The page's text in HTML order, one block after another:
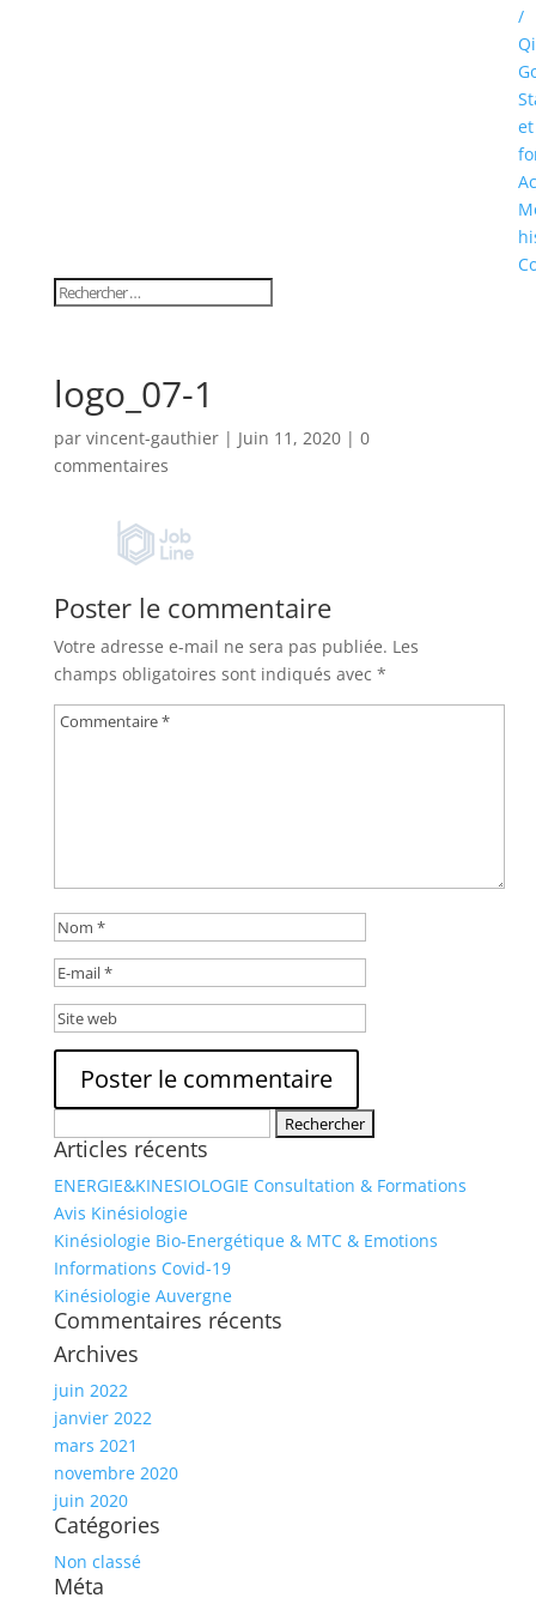
/
et
logo_07-1
par vincent-gauthier| Juin 11, 2020| 0
commentaires
Poster le commentaire
Votre adresse e-mail ne sera pas publiée. Les
champs obligatoires sont indiqués avec *
Articles récents
ENERGIE&KINESIOLOGIE Consultation & Formations
Avis Kinésiologie
Kinésiologie Bio-Energétique & MTC & Emotions
Informations Covid-19
Kinésiologie Auvergne
Commentaires récents
Archives
juin 2022
janvier 2022
mars 2021
novembre 2020
juin 2020
Catégories
Non classé
Méta